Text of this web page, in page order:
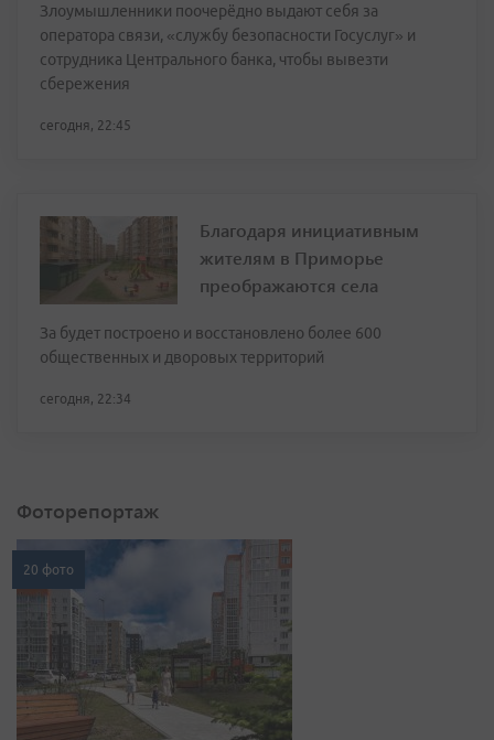
Злоумышленники поочерёдно выдают себя за
оператора связи, «службу безопасности Госуслуг» и
сотрудника Центрального банка, чтобы вывезти
сбережения
сегодня, 22:45
Благодаря инициативным
жителям в Приморье
преображаются села
За будет построено и восстановлено более 600
общественных и дворовых территорий
сегодня, 22:34
Фоторепортаж
20 фото